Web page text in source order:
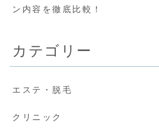
ン内容を徹底比較！
カテゴリー
エステ・脱毛
クリニック